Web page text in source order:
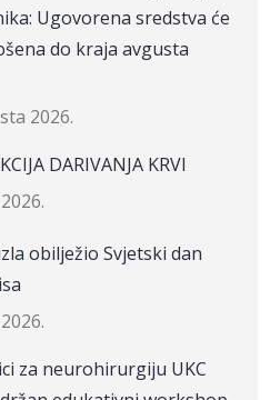
Ugovorena sredstva će
do kraja avgusta
2026.
DARIVANJA KRVI
obilježio Svjetski dan
za neurohirurgiju UKC